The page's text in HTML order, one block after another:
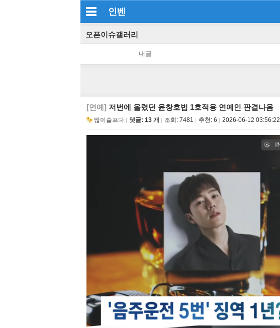
인벤
오픈이슈갤러리
내글
[연예] 저번에 올렸던 윤창호법 1호적용 연예인 판결나옴
많이슬프다 댓글: 13 개 조회: 7481 추천: 6 2026-06-12 03:56:22